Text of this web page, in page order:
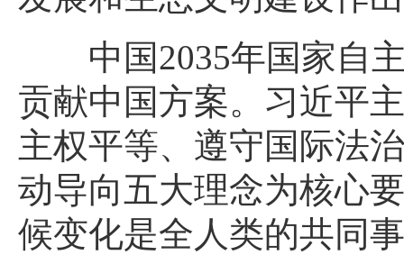
中国2035年国家自
贡献中国方案。习近平
主权平等、遵守国际法
动导向五大理念为核心
候变化是全人类的共同